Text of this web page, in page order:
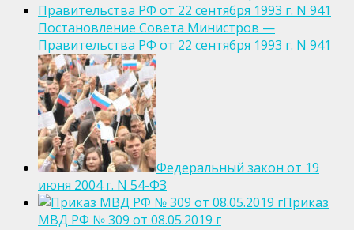
Постановление Совета Министров —
Правительства РФ от 22 сентября 1993 г. N 941
Федеральный закон от 19
июня 2004 г. N 54-ФЗ
Приказ
МВД РФ № 309 от 08.05.2019 г